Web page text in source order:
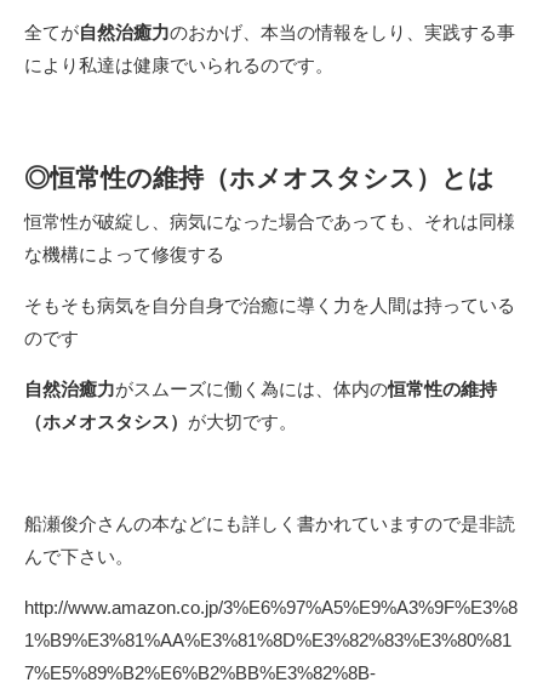
全てが自然治癒力のおかげ、本当の情報をしり、実践する事
により私達は健康でいられるのです。
◎恒常性の維持（ホメオスタシス）とは
恒常性が破綻し、病気になった場合であっても、それは同様
な機構によって修復する
そもそも病気を自分自身で治癒に導く力を人間は持っている
のです
自然治癒力がスムーズに働く為には、体内の恒常性の維持
（ホメオスタシス） が大切です。
船瀬俊介さんの本などにも詳しく書かれていますので是非読
んで下さい。
http://www.amazon.co.jp/3%E6%97%A5%E9%A3%9F%E3%8
1%B9%E3%81%AA%E3%81%8D%E3%82%83%E3%80%81
7%E5%89%B2%E6%B2%BB%E3%82%8B-